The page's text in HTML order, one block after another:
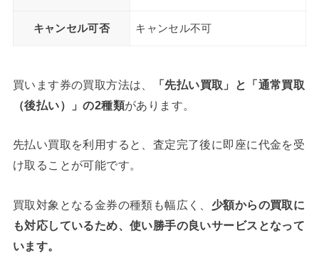
キャンセル可否 キャンセル不可
買います券の買取方法は、
「先払い買取」と「通常買取
（後払い）」の2種類があります。
先払い買取を利用すると、査定完了後に即座に代金を受
け取ることが可能です。
買取対象となる金券の種類も幅広く、 少額からの買取に
も対応しているため、使い勝手の良いサービスとなって
います。